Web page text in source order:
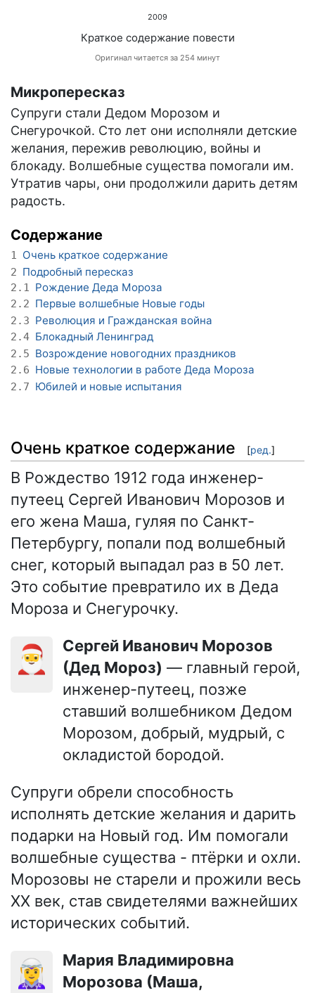
2009
Краткое содержание повести
Оригинал читается за 254 минут
Микропересказ
Супруги стали Дедом Морозом и
Снегурочкой. Сто лет они исполняли детские
желания, пережив революцию, войны и
блокаду. Волшебные существа помогали им.
Утратив чары, они продолжили дарить детям
радость.
Содержание
1 Очень краткое содержание
2 Подробный пересказ
2.1 Рождение Деда Мороза
2.2 Первые волшебные Новые годы
2.3 Революция и Гражданская война
2.4 Блокадный Ленинград
2.5 Возрождение новогодних праздников
2.6 Новые технологии в работе Деда Мороза
2.7 Юбилей и новые испытания
Очень краткое содержание [ред.]
В Рождество 1912 года инженер-
путеец Сергей Иванович Морозов и
его жена Маша, гуляя по Санкт-
Петербургу, попали под волшебный
снег, который выпадал раз в 50 лет.
Это событие превратило их в Деда
Мороза и Снегурочку.
🎅
Сергей Иванович Морозов
(Дед Мороз) — главный герой,
инженер-путеец, позже
ставший волшебником Дедом
Морозом, добрый, мудрый, с
окладистой бородой.
Супруги обрели способность
исполнять детские желания и дарить
подарки на Новый год. Им помогали
волшебные существа - птёрки и охли.
Морозовы не старели и прожили весь
XX век, став свидетелями важнейших
исторических событий.
🧝‍♀️
Мария Владимировна
Морозова (Маша,